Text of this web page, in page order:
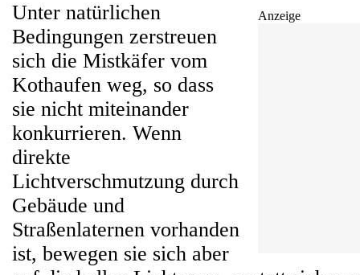
Anzeige
Unter natürlichen
Bedingungen zerstreuen
sich die Mistkäfer vom
Kothaufen weg, so dass
sie nicht miteinander
konkurrieren. Wenn
direkte
Lichtverschmutzung durch
Gebäude und
Straßenlaternen vorhanden
ist, bewegen sie sich aber